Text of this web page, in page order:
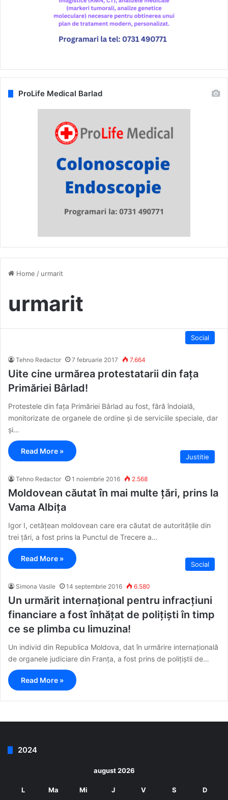
Home / urmarit
urmarit
Social
Tehno Redactor 7 februarie 2017 7.664
Uite cine urmărea protestatarii din fața
Primăriei Bârlad!
Protestele din fața Primăriei Bârlad au fost, fără îndoială,
monitorizate de organele de ordine și de serviciile speciale, dar
și…
Read More »
Justitie
Tehno Redactor 1 noiembrie 2016 2.568
Moldovean căutat în mai multe țări, prins la
Vama Albița
Igor I, cetățean moldovean care era căutat de autoritățile din
trei țări, a fost prins la Punctul de Trecere a…
Read More »
Social
Simona Vasile 14 septembrie 2016 6.580
Un urmărit internațional pentru infracțiuni
financiare a fost înhățat de polițiști în timp
ce se plimba cu limuzina!
Un individ din Republica Moldova, dat în urmărire internațională
de organele judiciare din Franța, a fost prins de polițiștii de…
Read More »
ProLife Medical Barlad
2024
august 2026
L Ma Mi J V S D